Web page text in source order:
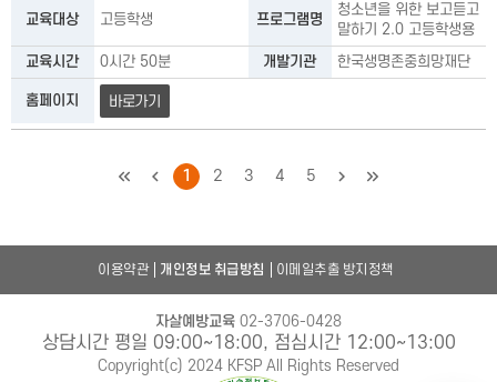
교육대상 고등학생 프로그램명
청소년을 위한 보고듣고
말하기 2.0 고등학생용
교육시간
0시간 50분 개발기관 한국생명존중희망재단
홈페이지 바로가기
처음이전1 2 3 4 5 다음마지막
이용약관 개인정보 취급방침 이메일추출 방지정책
자살예방교육 02-3706-0428
상담시간 평일 09:00~18:00, 점심시간 12:00~13:00
Copyright(c) 2024 KFSP All Rights Reserved